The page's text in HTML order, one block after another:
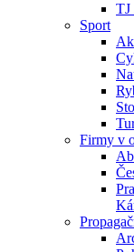
TJ
Sport
Firmy v